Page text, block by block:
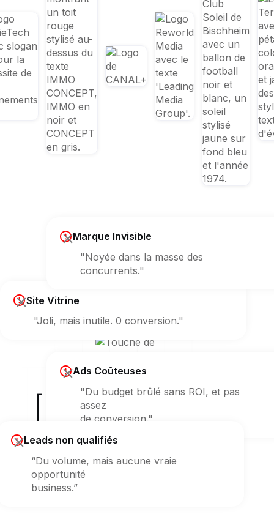
Ads Coûteuses
"Du budget brûlé sans ROI, et pas
assez
de conversion."
Leads non qualifiés
“Du volume, mais aucune vraie
opportunité
business.”
Site Vitrine
"Joli, mais inutile. 0 conversion."
Marque Invisible
"Noyée dans la masse des
concurrents."
[ Erreur 404 ]
sur votre croissance ?